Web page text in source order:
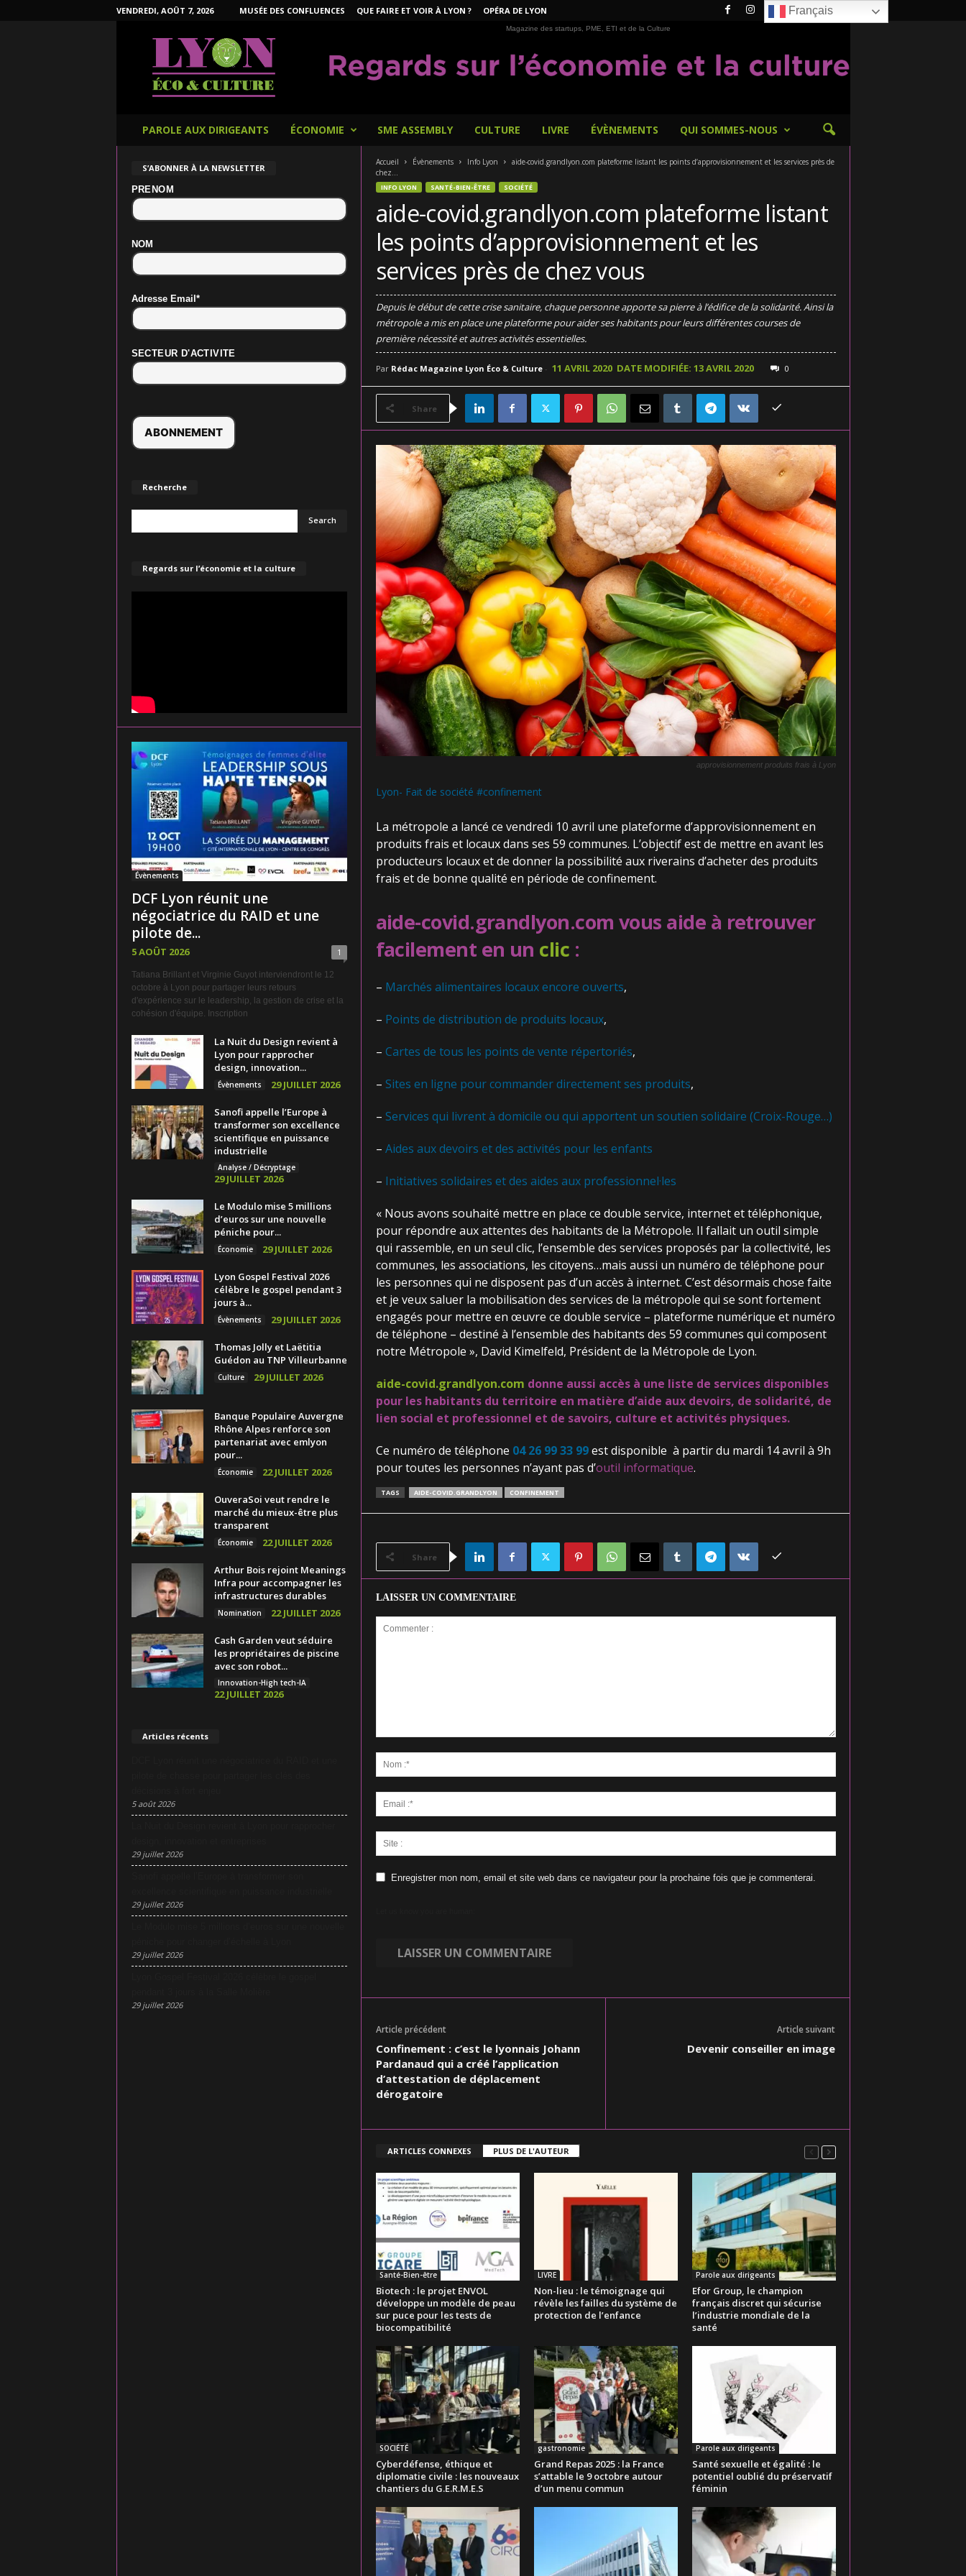
VENDREDI, AOÛT 7, 2026 MUSÉE DES CONFLUENCES QUE FAIRE ET VOIR À LYON ? OPÉRA DE LYON
Magazine des startups, PME, ETI et de la Culture
PAROLE AUX DIRIGEANTS ÉCONOMIE SME ASSEMBLY CULTURE LIVRE ÉVÈNEMENTS QUI SOMMES-NOUS
Accueil Évènements Info Lyon
aide-covid.grandlyon.com plateforme listant les points d’approvisionnement et les services près de
chez...
INFO LYON SANTÉ-BIEN-ÊTRE SOCIÉTÉ
aide-covid.grandlyon.com plateforme listant
les points d’approvisionnement et les
services près de chez vous
Depuis le début de cette crise sanitaire, chaque personne apporte sa pierre à l’édifice de la solidarité. Ainsi la
métropole a mis en place une plateforme pour aider ses habitants pour leurs différentes courses de
première nécessité et autres activités essentielles.
Par Rédac Magazine Lyon Éco & Culture- 11 AVRIL 2020 DATE MODIFIÉE: 13 AVRIL 2020 0
Share
approvisionnement produits frais à Lyon
Lyon- Fait de société #confinement
La métropole a lancé ce vendredi 10 avril une plateforme d’approvisionnement en
produits frais et locaux dans ses 59 communes. L’objectif est de mettre en avant les
producteurs locaux et de donner la possibilité aux riverains d’acheter des produits
frais et de bonne qualité en période de confinement.
aide-covid.grandlyon.com vous aide à retrouver
facilement en un clic :
– Marchés alimentaires locaux encore ouverts,
– Points de distribution de produits locaux,
– Cartes de tous les points de vente répertoriés,
– Sites en ligne pour commander directement ses produits,
– Services qui livrent à domicile ou qui apportent un soutien solidaire (Croix-Rouge…)
– Aides aux devoirs et des activités pour les enfants
– Initiatives solidaires et des aides aux professionnel·les
« Nous avons souhaité mettre en place ce double service, internet et téléphonique,
pour répondre aux attentes des habitants de la Métropole. Il fallait un outil simple
qui rassemble, en un seul clic, l’ensemble des services proposés par la collectivité, les
communes, les associations, les citoyens…mais aussi un numéro de téléphone pour
les personnes qui ne disposent pas d’un accès à internet. C’est désormais chose faite
et je veux saluer la mobilisation des services de la métropole qui se sont fortement
engagés pour mettre en œuvre ce double service – plateforme numérique et numéro
de téléphone – destiné à l’ensemble des habitants des 59 communes qui composent
notre Métropole », David Kimelfeld, Président de la Métropole de Lyon.
aide-covid.grandlyon.com donne aussi accès à une liste de services disponibles
pour les habitants du territoire en matière d’aide aux devoirs, de solidarité, de
lien social et professionnel et de savoirs, culture et activités physiques.
Ce numéro de téléphone 04 26 99 33 99est disponible à partir du mardi 14 avril à 9h
pour toutes les personnes n’ayant pas d’outil informatique.
TAGS AIDE-COVID.GRANDLYON CONFINEMENT
Share
LAISSER UN COMMENTAIRE
Enregistrer mon nom, email et site web dans ce navigateur pour la prochaine fois que je commenterai.
Article précédent
Confinement : c’est le lyonnais Johann
Pardanaud qui a créé l’application
d’attestation de déplacement
dérogatoire
Article suivant
Devenir conseiller en image
ARTICLES CONNEXES PLUS DE L'AUTEUR
Santé-Bien-être
Biotech : le projet ENVOL
développe un modèle de peau
sur puce pour les tests de
biocompatibilité
LIVRE
Non-lieu : le témoignage qui
révèle les failles du système de
protection de l’enfance
Parole aux dirigeants
Efor Group, le champion
français discret qui sécurise
l’industrie mondiale de la
santé
SOCIÉTÉ
Cyberdéfense, éthique et
diplomatie civile : les nouveaux
chantiers du G.E.R.M.E.S
gastronomie
Grand Repas 2025 : la France
s’attable le 9 octobre autour
d’un menu commun
Parole aux dirigeants
Santé sexuelle et égalité : le
potentiel oublié du préservatif
féminin
S’ABONNER À LA NEWSLETTER
PRENOM
NOM
Adresse Email*
SECTEUR D'ACTIVITE
Recherche
Regards sur l’économie et la culture
Évènements
DCF Lyon réunit une
négociatrice du RAID et une
pilote de...
5 AOÛT 2026 1
Tatiana Brillant et Virginie Guyot interviendront le 12
octobre à Lyon pour partager leurs retours
d'expérience sur le leadership, la gestion de crise et la
cohésion d'équipe. Inscription
La Nuit du Design revient à
Lyon pour rapprocher
design, innovation...
Évènements 29 JUILLET 2026
Sanofi appelle l’Europe à
transformer son excellence
scientifique en puissance
industrielle
Analyse / Décryptage
29 JUILLET 2026
Le Modulo mise 5 millions
d’euros sur une nouvelle
péniche pour...
Économie 29 JUILLET 2026
Lyon Gospel Festival 2026
célèbre le gospel pendant 3
jours à...
Évènements 29 JUILLET 2026
Thomas Jolly et Laëtitia
Guédon au TNP Villeurbanne
Culture 29 JUILLET 2026
Banque Populaire Auvergne
Rhône Alpes renforce son
partenariat avec emlyon
pour...
Économie 22 JUILLET 2026
OuveraSoi veut rendre le
marché du mieux-être plus
transparent
Économie 22 JUILLET 2026
Arthur Bois rejoint Meanings
Infra pour accompagner les
infrastructures durables
Nomination 22 JUILLET 2026
Cash Garden veut séduire
les propriétaires de piscine
avec son robot...
Innovation-High tech-IA
22 JUILLET 2026
Articles récents
5 août 2026
29 juillet 2026
29 juillet 2026
29 juillet 2026
29 juillet 2026
Français